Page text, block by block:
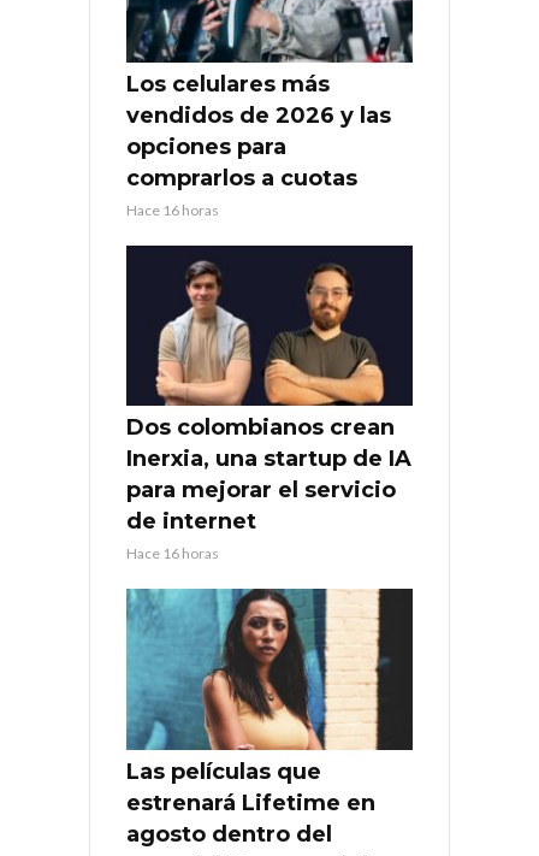
Los celulares más
vendidos de 2026 y las
opciones para
comprarlos a cuotas
Hace 16 horas
Dos colombianos crean
Inerxia, una startup de IA
para mejorar el servicio
de internet
Hace 16 horas
Las películas que
estrenará Lifetime en
agosto dentro del